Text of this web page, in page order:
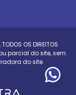
TODOS OS DIREITOS
parcial do site, sem
do site.